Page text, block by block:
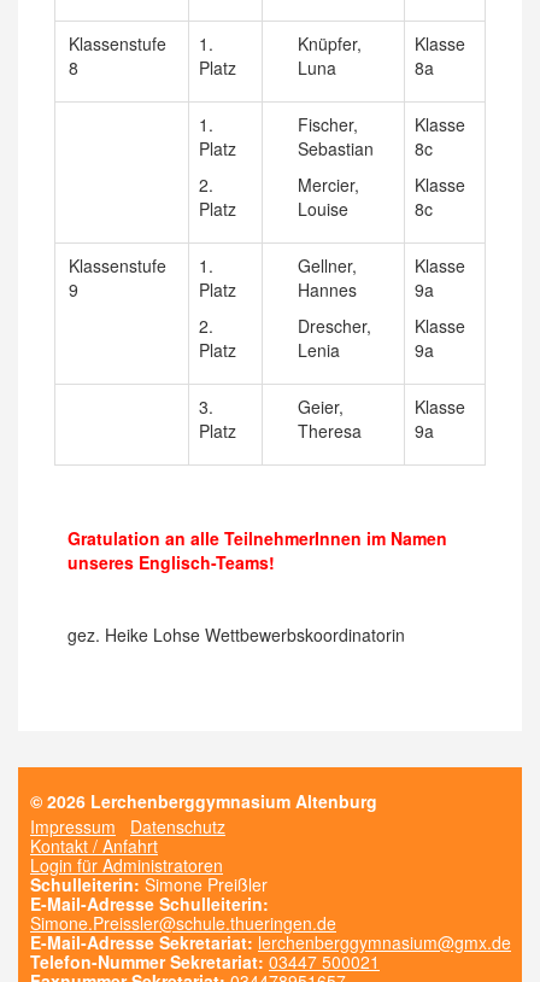
Klassenstufe
8
1.
Platz
Knüpfer,
Luna
Klasse
8a
1.
Platz
2.
Platz
Fischer,
Sebastian
Mercier,
Louise
Klasse
8c
Klasse
8c
Klassenstufe
9
1.
Platz
2.
Platz
Gellner,
Hannes
Drescher,
Lenia
Klasse
9a
Klasse
9a
3.
Platz
Geier,
Theresa
Klasse
9a
Gratulation an alle TeilnehmerInnen im Namen
unseres Englisch-Teams!
gez. Heike Lohse Wettbewerbskoordinatorin
© 2026 Lerchenberggymnasium Altenburg
Impressum
Datenschutz
Kontakt / Anfahrt
Login für Administratoren
Schulleiterin: Simone Preißler
E-Mail-Adresse Schulleiterin:
Simone.Preissler@schule.thueringen.de
E-Mail-Adresse Sekretariat: lerchenberggymnasium@gmx.de
Telefon-Nummer Sekretariat: 03447 500021